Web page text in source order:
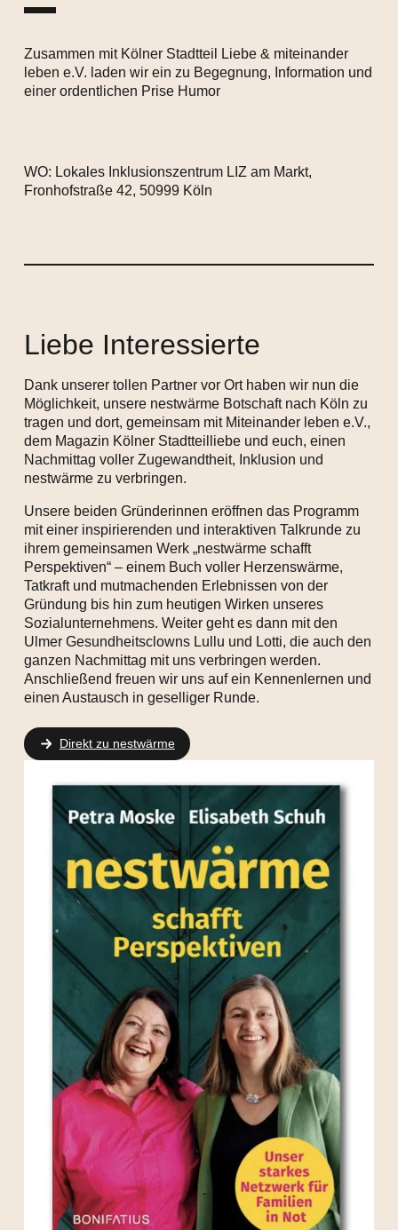
Zusammen mit Kölner Stadtteil Liebe & miteinander
leben e.V. laden wir ein zu Begegnung, Information und
einer ordentlichen Prise Humor
WO: Lokales Inklusionszentrum LIZ am Markt,
Fronhofstraße 42, 50999 Köln
Liebe Interessierte
Dank unserer tollen Partner vor Ort haben wir nun die
Möglichkeit, unsere nestwärme Botschaft nach Köln zu
tragen und dort, gemeinsam mit Miteinander leben e.V.,
dem Magazin Kölner Stadtteilliebe und euch, einen
Nachmittag voller Zugewandtheit, Inklusion und
nestwärme zu verbringen.
Unsere beiden Gründerinnen eröffnen das Programm
mit einer inspirierenden und interaktiven Talkrunde zu
ihrem gemeinsamen Werk „nestwärme schafft
Perspektiven“ – einem Buch voller Herzenswärme,
Tatkraft und mutmachenden Erlebnissen von der
Gründung bis hin zum heutigen Wirken unseres
Sozialunternehmens. Weiter geht es dann mit den
Ulmer Gesundheitsclowns Lullu und Lotti, die auch den
ganzen Nachmittag mit uns verbringen werden.
Anschließend freuen wir uns auf ein Kennenlernen und
einen Austausch in geselliger Runde.
Direkt zu nestwärme